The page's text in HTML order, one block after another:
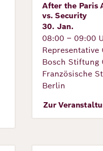
Robert
Veranstaltung
After the Paris
vs. Security
30. Jan.
08:00 – 09:00
Bosch Stiftung
Französische
Berlin
Zur